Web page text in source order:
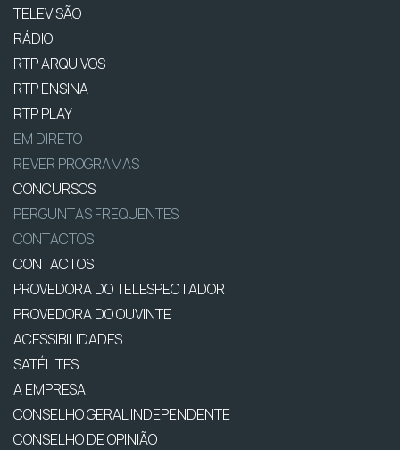
TELEVISÃO
RÁDIO
RTP ARQUIVOS
RTP ENSINA
RTP PLAY
EM DIRETO
REVER PROGRAMAS
CONCURSOS
PERGUNTAS FREQUENTES
CONTACTOS
CONTACTOS
PROVEDORA DO TELESPECTADOR
PROVEDORA DO OUVINTE
ACESSIBILIDADES
SATÉLITES
A EMPRESA
CONSELHO GERAL INDEPENDENTE
CONSELHO DE OPINIÃO